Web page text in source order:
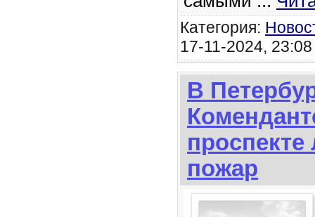
Категория:
17-11-2024,
В
пожар